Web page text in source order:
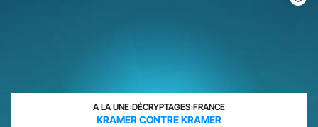
A LA UNE›DÉCRYPTAGES›FRANCE
KRAMER CONTRE KRAMER